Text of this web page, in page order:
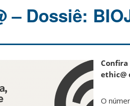
– Dossiê:
ethic@
O